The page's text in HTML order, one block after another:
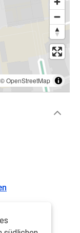
©OpenStreetMap